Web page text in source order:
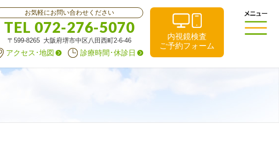
お気軽にお問い合わせください
TEL 072-276-5070
〒599-8265 大阪府堺市中区八田西町2-6-46
アクセス･地図 診療時間･休診日
内視鏡検査
ご予約フォーム